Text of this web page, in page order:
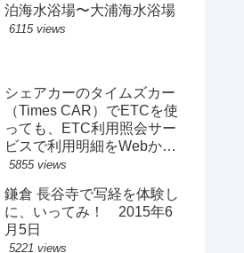
泊海水浴場〜大浦海水浴場
6115 views
シェアカーのタイムズカー
（Times CAR）でETCを使
っても、ETC利用照会サー
ビスで利用明細をWebから
取得できる！別のETC車載
5855 views
鎌倉 長谷寺で写経を体験し
に、いってみ！ 2015年6
月5日
5221 views